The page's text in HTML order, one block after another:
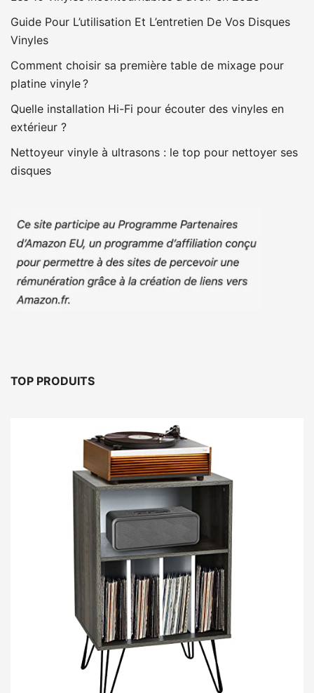
Guide Pour L’utilisation Et L’entretien De Vos Disques
Vinyles
Comment choisir sa première table de mixage pour
platine vinyle ?
Quelle installation Hi-Fi pour écouter des vinyles en
extérieur ?
Nettoyeur vinyle à ultrasons : le top pour nettoyer ses
disques
TOP PRODUITS